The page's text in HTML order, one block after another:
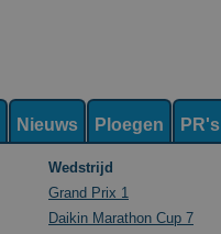
Nieuws Ploegen PR's
Wedstrijd
Grand Prix 1
Daikin Marathon Cup 7